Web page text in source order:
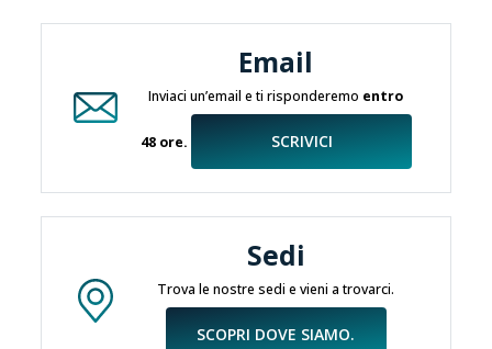
Email
Inviaci un’email e ti risponderemo entro
48 ore. SCRIVICI
Sedi
Trova le nostre sedi e vieni a trovarci.
SCOPRI DOVE SIAMO.